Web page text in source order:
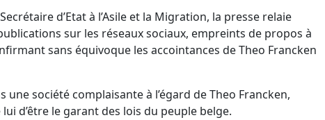
d’Etat à l’Asile et la Migration, la presse relaie
sur les réseaux sociaux, empreints de propos à
sans équivoque les accointances de Theo Francken
société complaisante à l’égard de Theo Francken,
d’être le garant des lois du peuple belge.